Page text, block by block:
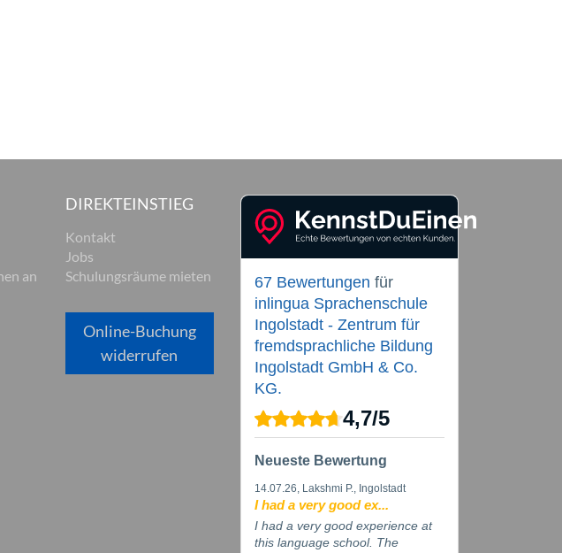
an
DIREKTEINSTIEG
Kontakt
Jobs
Schulungsräume mieten
Online-Buchung
widerrufen
67 Bewertungen für
inlingua Sprachenschule
Ingolstadt - Zentrum für
fremdsprachliche Bildung
Ingolstadt GmbH & Co.
KG.
4,7/5
Neueste Bewertung
14.07.26, Lakshmi P., Ingolstadt
I had a very good ex...
I had a very good experience at
this language school. The